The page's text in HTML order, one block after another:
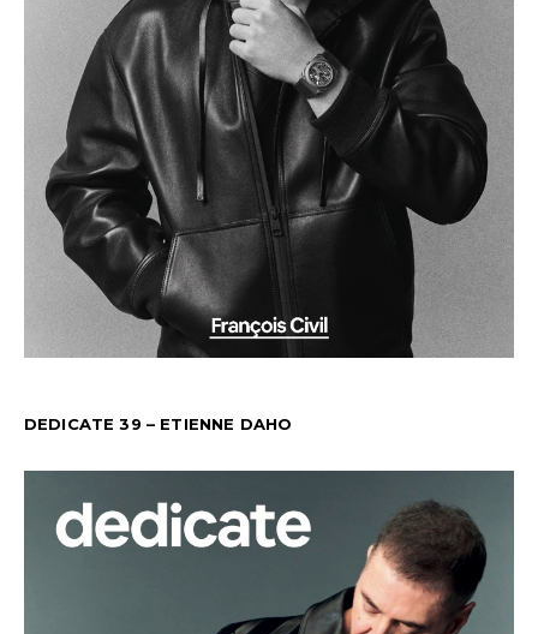
DEDICATE 39 – ETIENNE DAHO